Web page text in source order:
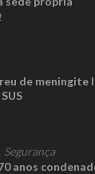
de meningite
Segurança
anos